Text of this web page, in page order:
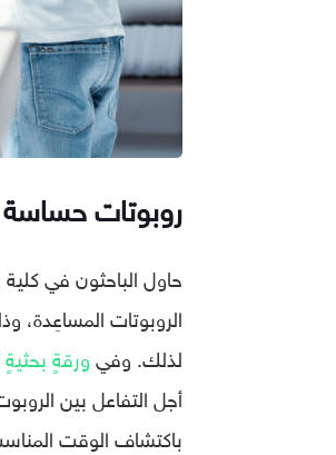
روبوتات حساسة
حاول الباحثون في كلية
الروبوتات المساعِدة،
لذلك. وفيورقةٍ بحثيةٍ
باكتشاف الوقت